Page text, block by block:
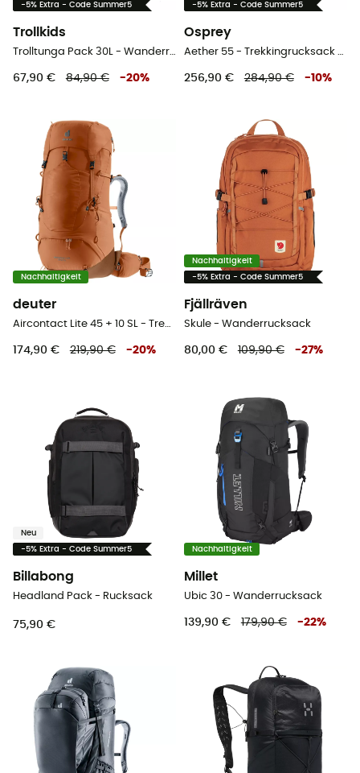
-5% Extra - Code Summer5
Trollkids
Trolltunga Pack 30L - Wanderrucksack - Kind
67,90 € 84,90 € -20%
-5% Extra - Code Summer5
Osprey
Aether 55 - Trekkingrucksack - Herren
256,90 € 284,90 € -10%
Nachhaltigkeit
deuter
Aircontact Lite 45 + 10 SL - Trekkingrucksack - Damen
174,90 € 219,90 € -20%
Nachhaltigkeit
-5% Extra - Code Summer5
Fjällräven
Skule - Wanderrucksack
80,00 € 109,90 € -27%
Neu
-5% Extra - Code Summer5
Billabong
Headland Pack - Rucksack
75,90 €
Nachhaltigkeit
Millet
Ubic 30 - Wanderrucksack
139,90 € 179,90 € -22%